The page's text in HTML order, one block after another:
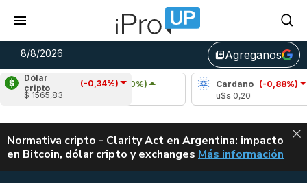
8/8/2026 library_addAgreganos
Dólar
cripto
(-0,34%)
$ 1565,83
Ripple
(0,90%)
u$s 1,03
Cardano (-0,88%)
u$s 0,20
ALERTA
Normativa cripto - Clarity Act en Argentina: impacto
en Bitcoin, dólar cripto y exchanges CLARITY ACT EN
Más información